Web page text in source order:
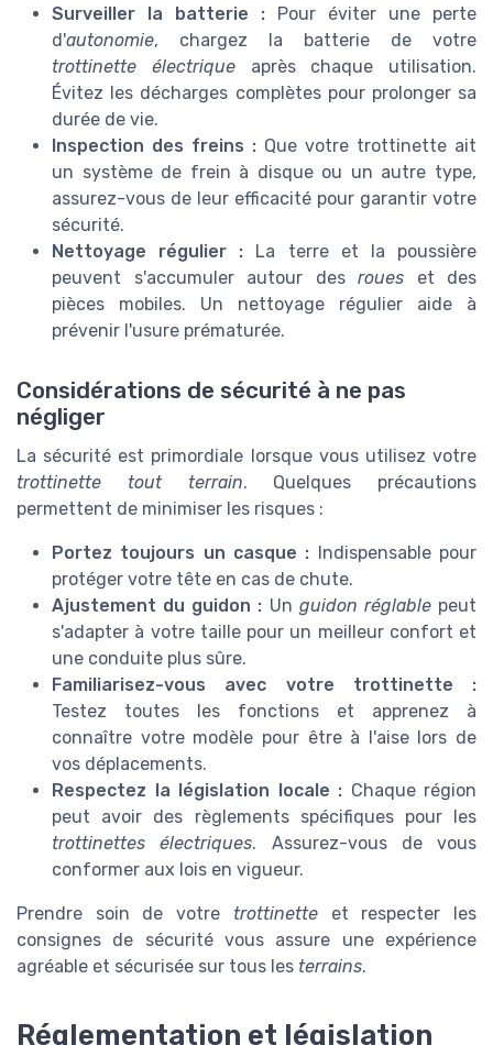
Surveiller la batterie : Pour éviter une perte
d'autonomie, chargez la batterie de votre
trottinette électriqueaprès chaque utilisation.
Évitez les décharges complètes pour prolonger sa
durée de vie.
Inspection des freins : Que votre trottinette ait
un système de frein à disque ou un autre type,
assurez-vous de leur efficacité pour garantir votre
sécurité.
Nettoyage régulier : La terre et la poussière
peuvent s'accumuler autour des roues et des
pièces mobiles. Un nettoyage régulier aide à
prévenir l'usure prématurée.
Considérations de sécurité à ne pas
négliger
La sécurité est primordiale lorsque vous utilisez votre
trottinette tout terrain. Quelques précautions
permettent de minimiser les risques :
Portez toujours un casque : Indispensable pour
protéger votre tête en cas de chute.
Ajustement du guidon : Un guidon réglablepeut
s'adapter à votre taille pour un meilleur confort et
une conduite plus sûre.
Familiarisez-vous avec votre trottinette :
Testez toutes les fonctions et apprenez à
connaître votre modèle pour être à l'aise lors de
vos déplacements.
Respectez la législation locale : Chaque région
peut avoir des règlements spécifiques pour les
trottinettes électriques. Assurez-vous de vous
conformer aux lois en vigueur.
Prendre soin de votre trottinetteet respecter les
consignes de sécurité vous assure une expérience
agréable et sécurisée sur tous les terrains.
Réglementation et législation